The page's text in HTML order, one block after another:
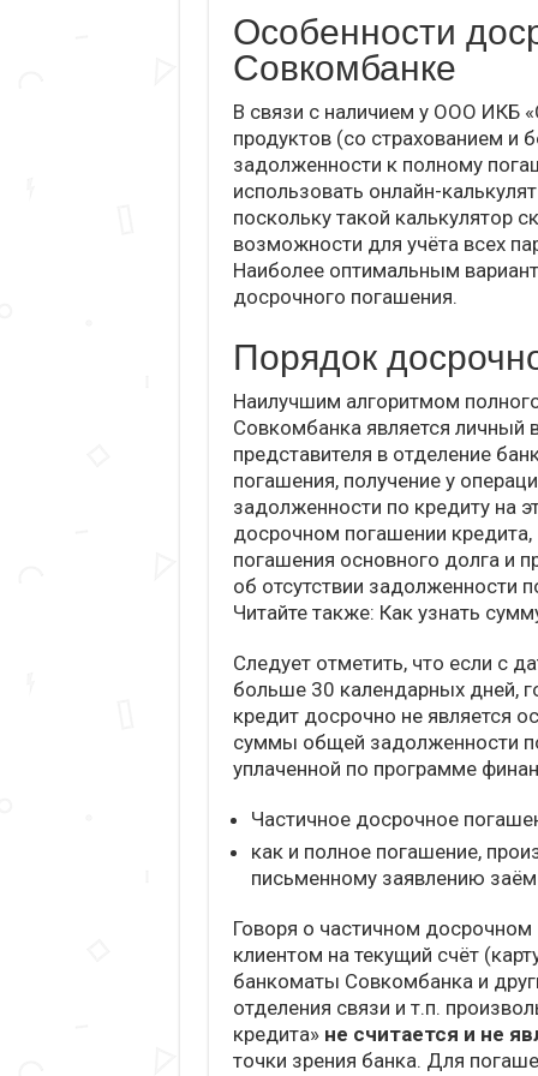
Особенности
Совкомбанке
В связи с наличием у ООО ИКБ
продуктов (со страхованием и
задолженности к полному
использовать онлайн-
поскольку такой калькулятор
возможности для учёта всех
Наиболее оптимальным
досрочного погашения.
Порядок
Наилучшим алгоритмом
Совкомбанка является личный
представителя в отделение
погашения, получение у
задолженности по кредиту на
досрочном погашении
погашения основного долга и
об отсутствии задолженности
Читайте также: Как узнать
Следует отметить, что если с
больше 30 календарных дней,
кредит досрочно не является
суммы общей задолженности
уплаченной по программе
Частичное досрочное
как и полное погашение,
письменному заявлению
Говоря о частичном
клиентом на текущий счёт
банкоматы Совкомбанка и
отделения связи и т.п.
кредита» не считается и не
точки зрения банка. Для